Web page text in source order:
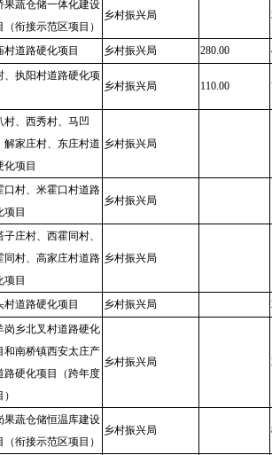
果蔬仓储一体化建设
（衔接示范区项目）
乡村振兴局
村道路硬化项目 乡村振兴局 280.00
、执阳村道路硬化项
乡村振兴局 110.00
村、西秀村、马凹
解家庄村、东庄村道
化项目
乡村振兴局
口村、米霍口村道路
项目
乡村振兴局
子庄村、西霍同村、
同村、高家庄村道路
项目
乡村振兴局
村道路硬化项目 乡村振兴局
岗乡北叉村道路硬化
和南桥镇西安太庄产
路硬化项目（跨年度
乡村振兴局
果蔬仓储恒温库建设
（衔接示范区项目）
乡村振兴局